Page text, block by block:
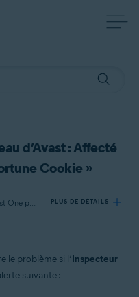
d’Avast : Affecté
Cookie »
S’applique à Avast One pour Windows, Avast One pour Mac, Avast Premium Security pour Windows, Avast Free Antivirus pour Windows, Avast Premium Security pour Mac, Avast Security pour Mac PLUS DE DÉTAILS
le problème si l’Inspecteur
suivante :